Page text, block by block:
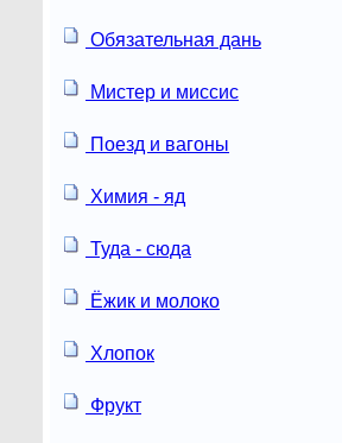
Обязательная дань
Мистер и миссис
Поезд и вагоны
Химия - яд
Туда - сюда
Ёжик и молоко
Хлопок
Фрукт